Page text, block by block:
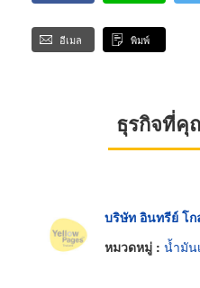
อีเมล พิมพ์
ธุรกิจที่คุ
บริษัท อินทรีย์ โ
หมวดหมู่ : น้ำมัน